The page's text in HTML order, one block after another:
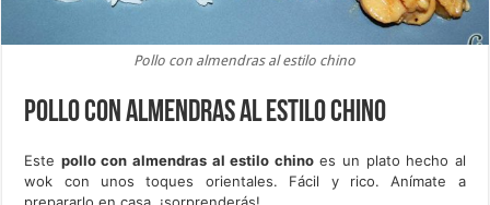
Pollo con almendras al estilo chino
Pollo con almendras al estilo chino
Este pollo con almendras al estilo chinoes un plato hecho al
wok con unos toques orientales. Fácil y rico. Anímate a